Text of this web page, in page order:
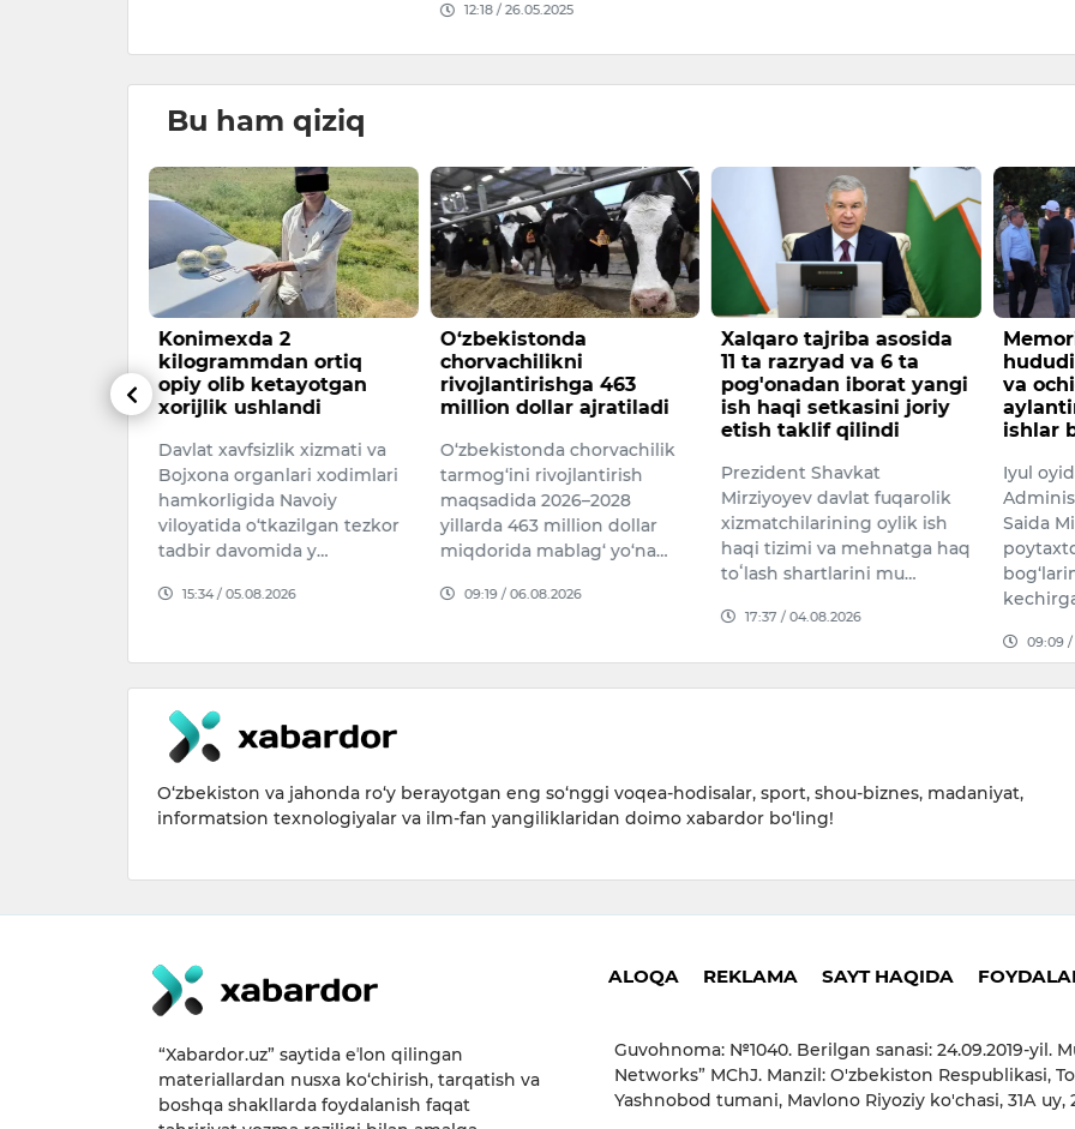
12:18 / 26.05.2025
Bu ham qiziq
Konimexda 2
kilogrammdan ortiq
opiy olib ketayotgan
xorijlik ushlandi
Davlat xavfsizlik xizmati va
Bojxona organlari xodimlari
hamkorligida Navoiy
viloyatida o‘tkazilgan tezkor
tadbir davomida y…
15:34 / 05.08.2026
O‘zbekistonda
chorvachilikni
rivojlantirishga 463
million dollar ajratiladi
O‘zbekistonda chorvachilik
tarmog‘ini rivojlantirish
maqsadida 2026–2028
yillarda 463 million dollar
miqdorida mablag‘ yo‘na…
09:19 / 06.08.2026
Xalqaro tajriba asosida
11 ta razryad va 6 ta
pog'onadan iborat yangi
ish haqi setkasini joriy
etish taklif qilindi
Prezident Shavkat
Mirziyoyev davlat fuqarolik
xizmatchilarining oylik ish
haqi tizimi va mehnatga haq
toʻlash shartlarini mu…
17:37 / 04.08.2026
va
ishlar
Iyul
Saida
09:09 /
O‘zbekiston va jahonda ro‘y berayotgan eng so‘nggi voqea-hodisalar, sport, shou-biznes, madaniyat,
informatsion texnologiyalar va ilm-fan yangiliklaridan doimo xabardor bo‘ling!
“Xabardor.uz” saytida eʼlon qilingan
materiallardan nusxa ko‘chirish, tarqatish va
boshqa shakllarda foydalanish faqat
ALOQA REKLAMA SAYT HAQIDA
Guvohnoma: №1040. Berilgan sanasi: 24.09.2019-yil.
Networks” MChJ. Manzil: O'zbekiston Respublikasi,
Yashnobod tumani, Mavlono Riyoziy ko'chasi, 31А uy,